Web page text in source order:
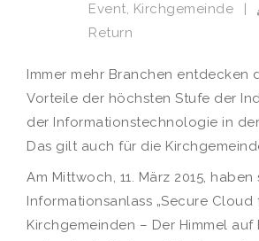
Event, Kirchgemeinde |
Return
Immer mehr Branchen entdecken
Vorteile der höchsten Stufe der
der Informationstechnologie in
Das gilt auch für die
Am Mittwoch, 11. März 2015, haben
Informationsanlass „Secure Cloud
Kirchgemeinden – Der Himmel auf